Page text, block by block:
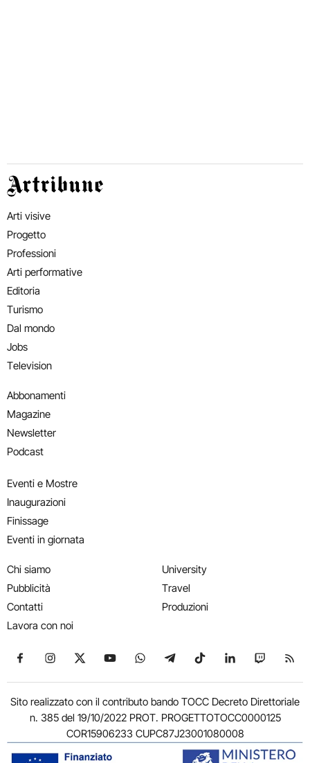
Artribune
Arti visive
Progetto
Professioni
Arti performative
Editoria
Turismo
Dal mondo
Jobs
Television
Abbonamenti
Magazine
Newsletter
Podcast
Eventi e Mostre
Inaugurazioni
Finissage
Eventi in giornata
Chi siamo
Pubblicità
Contatti
Lavora con noi
University
Travel
Produzioni
Seguici su Facebook
Seguici su Instagram
Seguici su X
Seguici su YouTube
Seguici su WhatsApp
Seguici su Telegram
Seguici su TikTok
Seguici su
Seguici
Sito realizzato con il contributo bando TOCC Decreto Direttoriale
n. 385 del 19/10/2022 PROT. PROGETTOTOCC0000125
COR15906233 CUPC87J23001080008